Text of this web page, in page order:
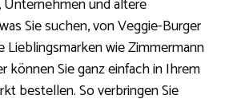
Unternehmen und ältere
Sie suchen, von Veggie-Burger
Lieblingsmarken wie Zimmermann
können Sie ganz einfach in Ihrem
bestellen. So verbringen Sie